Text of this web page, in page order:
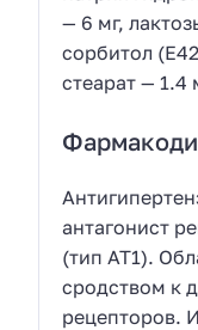
— 6 мг,
сорбитол
стеарат — 1.4
антагонист
(тип АТ1).
сродством к
рецепторов.